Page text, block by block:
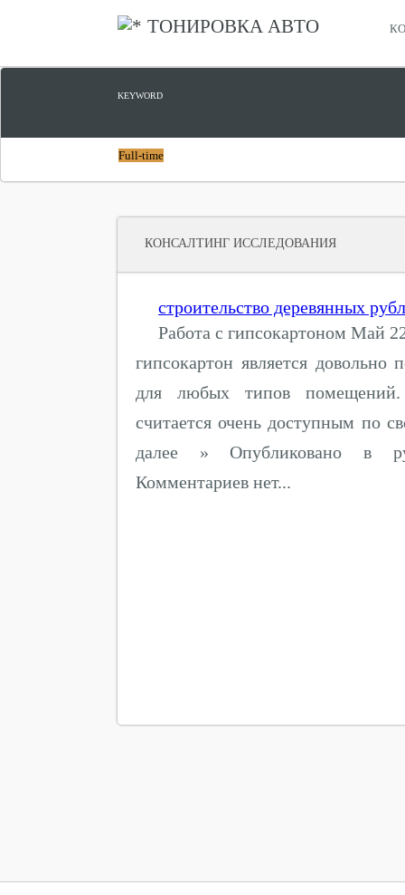
ТОНИРОВКА АВТО
KEYWORD
Full-time
КОНСАЛТИНГ ИССЛЕДОВАНИЯ
строительство деревянных
Работа с гипсокартоном Май
гипсокартон является
для любых типов
считается очень доступным по
далее » Опубликовано в
Комментариев нет...